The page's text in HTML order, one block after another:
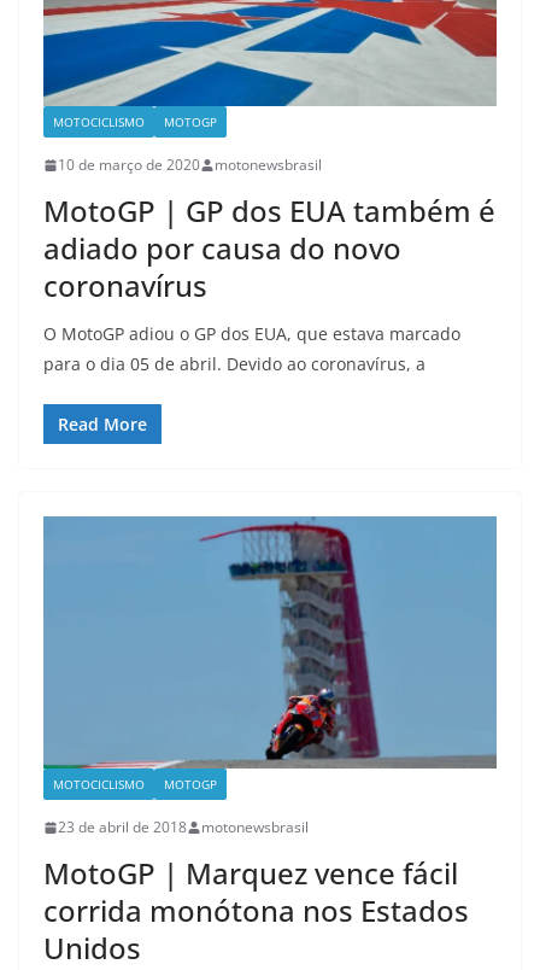
MOTOCICLISMO MOTOGP
10 de março de 2020 motonewsbrasil
MotoGP | GP dos EUA também é
adiado por causa do novo
coronavírus
O MotoGP adiou o GP dos EUA, que estava marcado
para o dia 05 de abril. Devido ao coronavírus, a
Read More
MOTOCICLISMO MOTOGP
23 de abril de 2018 motonewsbrasil
MotoGP | Marquez vence fácil
corrida monótona nos Estados
Unidos